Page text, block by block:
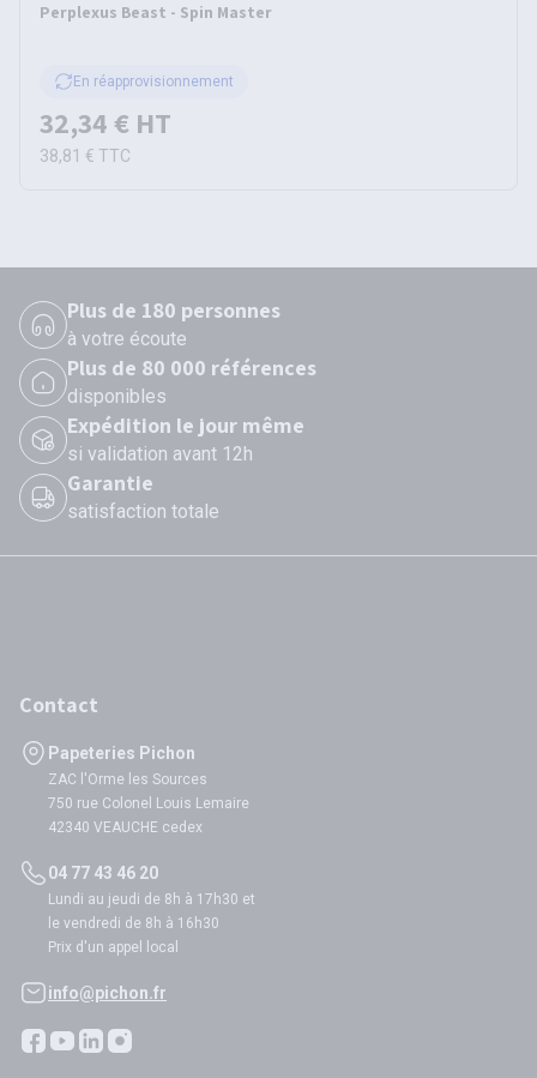
Perplexus Beast - Spin Master
En réapprovisionnement
32,34 € HT
38,81 € TTC
Plus de 180 personnes
à votre écoute
Plus de 80 000 références
disponibles
Expédition le jour même
si validation avant 12h
Garantie
satisfaction totale
Contact
Papeteries Pichon
ZAC l'Orme les Sources
750 rue Colonel Louis Lemaire
42340 VEAUCHE cedex
04 77 43 46 20
Lundi au jeudi de 8h à 17h30 et
le vendredi de 8h à 16h30
Prix d'un appel local
info@pichon.fr